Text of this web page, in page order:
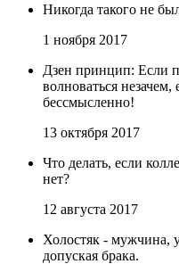
Никогда такого не
1 ноября 2017
Дзен принцип: Если
волноваться
бессмысленно!
13 октября 2017
Что делать, если
нет?
12 августа 2017
Холостяк - мужчина,
допуская брака.